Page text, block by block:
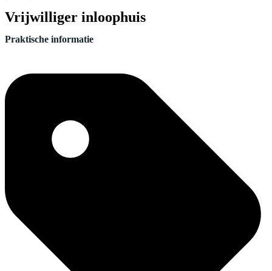
Vrijwilliger inloophuis
Praktische informatie